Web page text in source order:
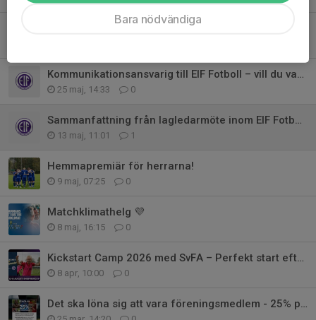
Kickstarta höstsäsongen på bästa sätt!
Kommunikationsansvarig till EIF Fotboll – vill du vara med?
25 maj, 14:33 0
Sammanfattning från lagledarmöte inom EIF Fotboll – 12 maj
13 maj, 11:01 1
Hemmapremiär för herrarna!
9 maj, 07:25 0
Matchklimathelg 💜
8 maj, 16:15 0
Kickstart Camp 2026 med SvFA – Perfekt start efter sommaruppehållet!
8 apr, 10:00 0
Det ska löna sig att vara föreningsmedlem - 25% på fotbollsskor!
Bara nödvändiga